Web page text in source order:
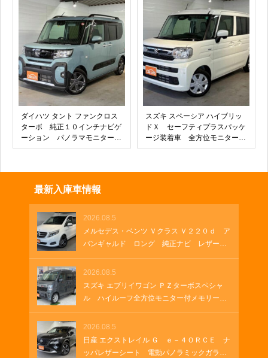
本マフラー 電動パワースライ
ド パワーバックドア 後席オ
ットマン クルーズコントロー
ル ナノイー Ｂカメラ
ハイビーム 純正１８インチア
ルミホイール 革シート 電動
パーキング
ダイハツ タント ファンクロス
ターボ 純正１０インチナビゲ
ーション パノラマモニター
純正１５インチナビ クルーズ
イド ＵＳＢソケット シート
ング オートホールド ＨＤＭ
Ｉ ドラレコ
スズキ スペーシア ハイブリッ
ドＸ セーフティプラスパッケ
ージ装着車 全方位モニター付
き９インチナビ シートヒータ
両側パワースライド ＵＳＢソ
コーダー
最新入庫車情報
2026.08.5
メルセデス・ベンツ Ｖクラス Ｖ２２０ｄ ア
バンギャルド ロング 純正ナビ レザーシ
ート 両側パワースライド 電動シート ブ
ルメスターサウンド フルセグＴＶ 純正１
９インチアルミホイール クルーズコントロ
ール パドルシフト パワーゲート ＵＳＢ
2026.08.5
スズキ エブリイワゴン ＰＺターボスペシャ
ル ハイルーフ全方位モニター付メモリーナ
ビ 全方位モニター付きナビゲーション Ｈ
ＤＭＩ ＵＳＢソケット ステアリングヒー
ター 両側パワースライド オートステッ
プ オートステップ クルーズコントロー
2026.08.5
日産 エクストレイル Ｇ ｅ－４ＯＲＣＥ ナ
ッパレザーシート 電動パノラミックガラス